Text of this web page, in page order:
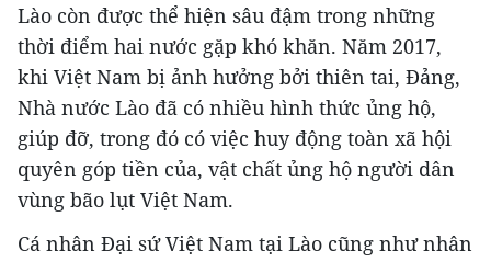
Lào còn được thể hiện sâu đậm trong những
thời điểm hai nước gặp khó khăn. Năm 2017,
khi Việt Nam bị ảnh hưởng bởi thiên tai, Đảng,
Nhà nước Lào đã có nhiều hình thức ủng hộ,
giúp đỡ, trong đó có việc huy động toàn xã hội
quyên góp tiền của, vật chất ủng hộ người dân
vùng bão lụt Việt Nam.
Cá nhân Đại sứ Việt Nam tại Lào cũng như nhân